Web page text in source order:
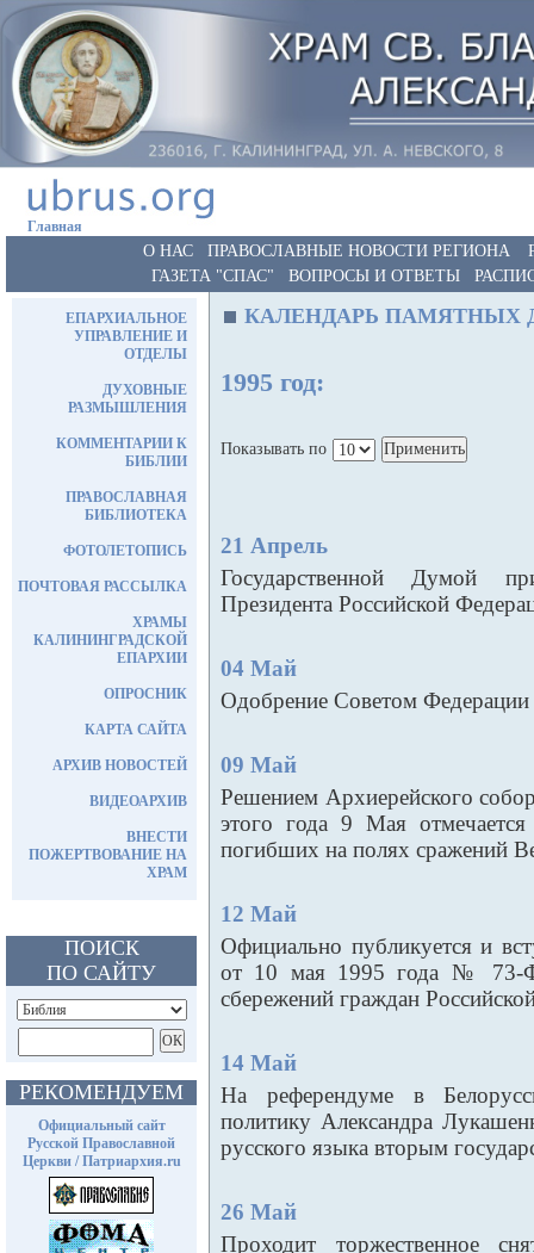
Главная
О НАС ПРАВОСЛАВНЫЕ НОВОСТИ РЕГИОНА
ГАЗЕТА "СПАС"
ВОПРОСЫ И ОТВЕТЫ
ЕПАРХИАЛЬНОЕ
УПРАВЛЕНИЕ И
ОТДЕЛЫ
ДУХОВНЫЕ
РАЗМЫШЛЕНИЯ
КОММЕНТАРИИ К
БИБЛИИ
ПРАВОСЛАВНАЯ
БИБЛИОТЕКА
ФОТОЛЕТОПИСЬ
ПОЧТОВАЯ РАССЫЛКА
ХРАМЫ
КАЛИНИНГРАДСКОЙ
ЕПАРХИИ
ОПРОСНИК
КАРТА САЙТА
АРХИВ НОВОСТЕЙ
ВИДЕОАРХИВ
ВНЕСТИ
ПОЖЕРТВОВАНИЕ НА
ХРАМ
ПОИСК
ПО САЙТУ
РЕКОМЕНДУЕМ
Официальный сайт
Русской Православной
Церкви / Патриархия.ru
КАЛЕНДАРЬ ПАМЯТНЫХ
1995 год:
Показывать по
21 Апрель
Государственной Думой
Президента Российской
04 Май
Одобрение Советом Федерации
09 Май
Решением Архиерейского
этого года 9 Мая
погибших на полях сражений
12 Май
Официально публикуется и
от 10 мая 1995 года № 73-
сбережений граждан
14 Май
На референдуме в
политику Александра
русского языка вторым
26 Май
Проходит торжественное